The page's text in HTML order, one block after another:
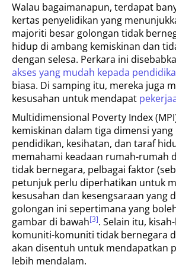
Walau bagaimanapun, terdapat
kertas penyelidikan yang
majoriti besar golongan tidak
hidup di ambang kemiskinan dan
dengan selesa. Perkara ini
akses yang mudah kepada
biasa. Di samping itu, mereka juga
kesusahan untuk mendapat
Multidimensional Poverty Index
kemiskinan dalam tiga dimensi
pendidikan, kesihatan, dan taraf
memahami keadaan rumah-rumah
tidak bernegara, pelbagai faktor
petunjuk perlu diperhatikan untuk
kesusahan dan kesengsaraan yang
golongan ini sepertimana yang
gambar di bawah[3]. Selain itu,
komuniti-komuniti tidak bernegara
akan disentuh untuk mendapatkan
lebih mendalam.